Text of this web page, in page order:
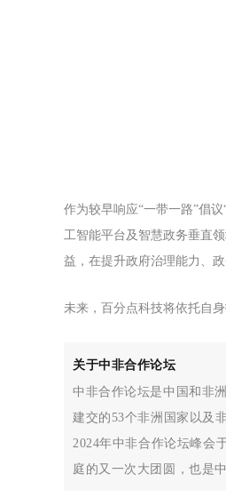
作为较早响应“一带一路”倡
工智能平台及智慧政务垂直
益，在提升政府治理能力、
未来，百分点科技将依托自
关于中非合作论坛
中非合作论坛是中国和非
建交的53个非洲国家以及
2024年中非合作论坛峰会
庭的又一次大团圆，也是